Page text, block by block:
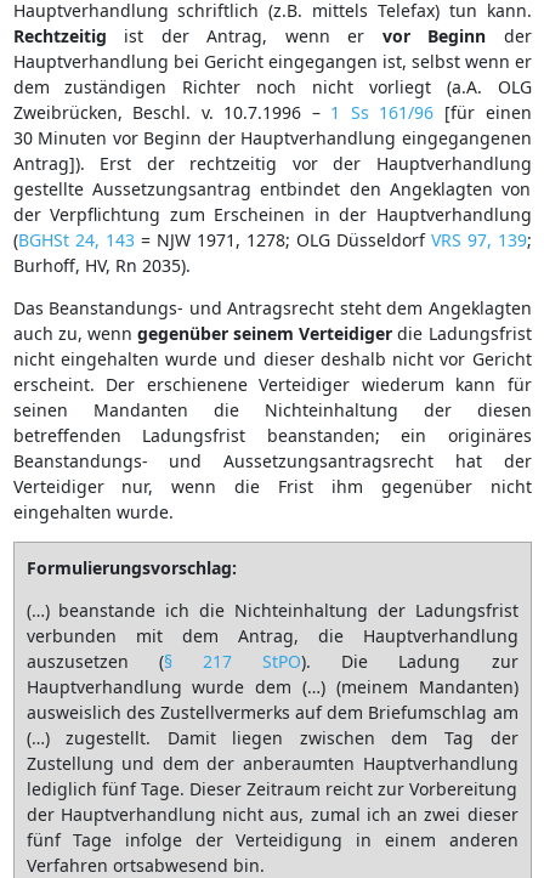
Hauptverhandlung schriftlich (z.B. mittels Telefax) tun kann.
Rechtzeitig ist der Antrag, wenn er vor Beginn der
Hauptverhandlung bei Gericht eingegangen ist, selbst wenn er
dem zuständigen Richter noch nicht vorliegt (a.A. OLG
Zweibrücken, Beschl. v. 10.7.1996 – 1 Ss 161/96 [für einen
30 Minuten vor Beginn der Hauptverhandlung eingegangenen
Antrag]). Erst der rechtzeitig vor der Hauptverhandlung
gestellte Aussetzungsantrag entbindet den Angeklagten von
der Verpflichtung zum Erscheinen in der Hauptverhandlung
(BGHSt 24, 143= NJW 1971, 1278; OLG Düsseldorf VRS 97, 139;
Burhoff, HV, Rn 2035).
Das Beanstandungs- und Antragsrecht steht dem Angeklagten
auch zu, wenn gegenüber seinem Verteidigerdie Ladungsfrist
nicht eingehalten wurde und dieser deshalb nicht vor Gericht
erscheint. Der erschienene Verteidiger wiederum kann für
seinen Mandanten die Nichteinhaltung der diesen
betreffenden Ladungsfrist beanstanden; ein originäres
Beanstandungs- und Aussetzungsantragsrecht hat der
Verteidiger nur, wenn die Frist ihm gegenüber nicht
eingehalten wurde.
Formulierungsvorschlag:
(…) beanstande ich die Nichteinhaltung der Ladungsfrist
verbunden mit dem Antrag, die Hauptverhandlung
auszusetzen (§ 217 StPO). Die Ladung zur
Hauptverhandlung wurde dem (…) (meinem Mandanten)
ausweislich des Zustellvermerks auf dem Briefumschlag am
(…) zugestellt. Damit liegen zwischen dem Tag der
Zustellung und dem der anberaumten Hauptverhandlung
lediglich fünf Tage. Dieser Zeitraum reicht zur Vorbereitung
der Hauptverhandlung nicht aus, zumal ich an zwei dieser
fünf Tage infolge der Verteidigung in einem anderen
Verfahren ortsabwesend bin.